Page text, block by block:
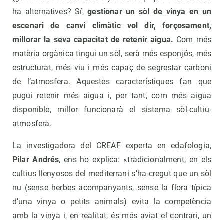
ha alternatives? Sí,gestionar un sòl de vinya en un
escenari de canvi climàtic vol dir, forçosament,
millorar la seva capacitat de retenir aigua. Com més
matèria orgànica tingui un sòl, serà més esponjós, més
estructurat, més viu i més capaç de segrestar carboni
de l’atmosfera. Aquestes característiques fan que
pugui retenir més aigua i, per tant, com més aigua
disponible, millor funcionarà el sistema sòl-cultiu-
atmosfera.
La investigadora del CREAF experta en edafologia,
Pilar Andrés, ens ho explica: «tradicionalment, en els
cultius llenyosos del mediterrani s’ha cregut que un sòl
nu (sense herbes acompanyants, sense la flora típica
d’una vinya o petits animals) evita la competència
amb la vinya i, en realitat, és més aviat el contrari, un